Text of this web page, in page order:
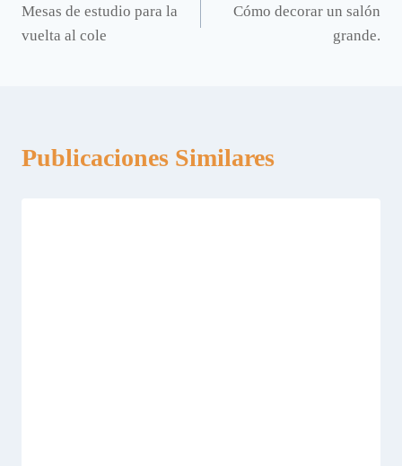
de
Mesas de estudio para la
vuelta al cole
Cómo decorar un salón
grande.
Publicaciones Similares